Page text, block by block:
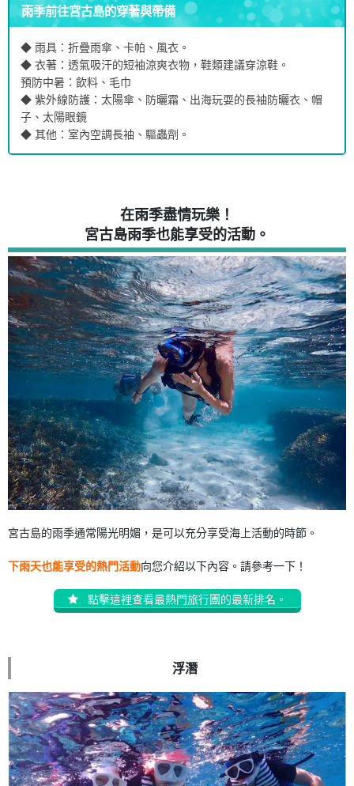
雨季前往宮古島的穿著與帶備
◆ 雨具：折疊雨傘、卡帕、風衣。
◆ 衣著：透氣吸汗的短袖涼爽衣物，鞋類建議穿涼鞋。
預防中暑：飲料、毛巾
◆ 紫外線防護：太陽傘、防曬霜、出海玩耍的長袖防曬衣、帽
子、太陽眼鏡
◆ 其他：室內空調長袖、驅蟲劑。
在雨季盡情玩樂！
宮古島雨季也能享受的活動。
宮古島的雨季通常陽光明媚，是可以充分享受海上活動的時節。
下雨天也能享受的熱門活動向您介紹以下內容。請參考一下！
點擊這裡查看最熱門旅行團的最新排名。
浮潛